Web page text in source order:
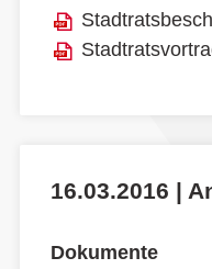
16.03.2016 |
Dokumente